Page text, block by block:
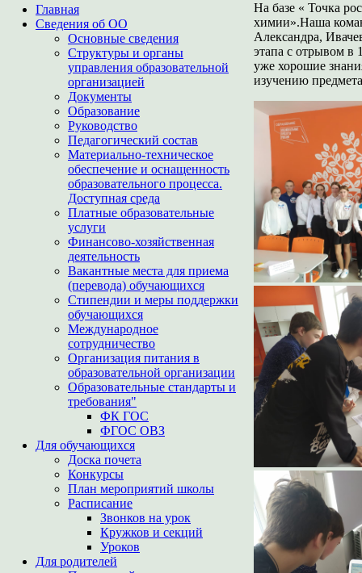
Главная
Сведения об ОО
Основные сведения
Структуры и органы
управления образовательной
организацией
Документы
Образование
Руководство
Педагогический состав
Материально-техническое
обеспечение и оснащенность
образовательного процесса.
Доступная среда
Платные образовательные
услуги
Финансово-хозяйственная
деятельность
Вакантные места для приема
(перевода) обучающихся
Стипендии и меры поддержки
обучающихся
Международное
сотрудничество
Организация питания в
образовательной организации
Образовательные стандарты и
требования"
ФК ГОС
ФГОС ОВЗ
Для обучающихся
Доска почета
Конкурсы
План мероприятий школы
Расписание
Звонков на урок
Кружков и секций
Уроков
Для родителей
На базе « Точка
химии».Наша
Александра,
этапа с отрывом в
уже хорошие
изучению